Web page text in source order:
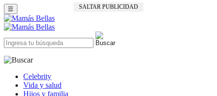
SALTAR PUBLICIDAD
☰
Celebrity
Vida y salud
Hijos y familia